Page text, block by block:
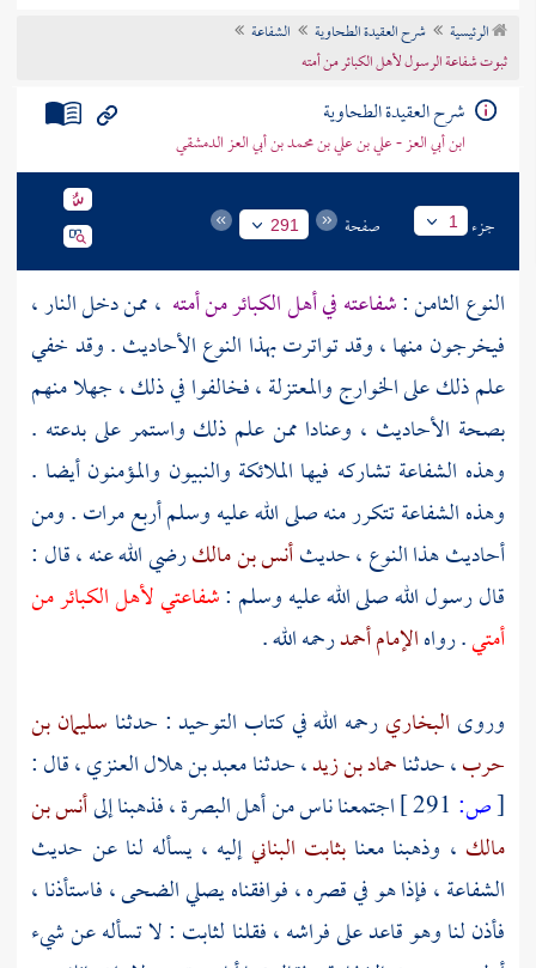
تراجم الأعلام
الرئيسية شرح العقيدة الطحاوية
الشفاعة
ثبوت شفاعة الرسول لأهل الكبائر من أمته
شرح العقيدة الطحاوية
ابن أبي العز - علي بن علي بن محمد بن أبي العز الدمشقي
جزء 1 صفحة 291
النوع الثامن :شفاعته في أهل الكبائر من أمته ، ممن دخل النار ،
فيخرجون منها ، وقد تواترت بهذا النوع الأحاديث . وقد خفي
علم ذلك علىالخوارجوالمعتزلة، فخالفوا في ذلك ، جهلا منهم
بصحة الأحاديث ، وعنادا ممن علم ذلك واستمر على بدعته .
وهذه الشفاعة تشاركه فيها الملائكة والنبيون والمؤمنون أيضا .
وهذه الشفاعة تتكرر منه صلى الله عليه وسلم أربع مرات . ومن
أحاديث هذا النوع ، حديثأنس بن مالكرضي الله عنه ، قال :
قال رسول الله صلى الله عليه وسلم :شفاعتي لأهل الكبائر من
أمتي. رواهالإمام أحمدرحمه الله .
وروى البخاريرحمه الله في كتاب التوحيد : حدثنا سليمان بن
حرب، حدثناحماد بن زيد، حدثنامعبد بن هلال العنزي، قال :
[ص: اجتمعنا ناس من أهلالبصرة، فذهبنا إلىأنس بن
مالك ، وذهبنا معنابثابت البنانيإليه ، يسأله لنا عن حديث
الشفاعة ، فإذا هو في قصره ، فوافقناه يصلي الضحى ، فاستأذنا ،
فأذن لنا وهو قاعد على فراشه ، فقلنا لثابت : لا تسأله عن شيء